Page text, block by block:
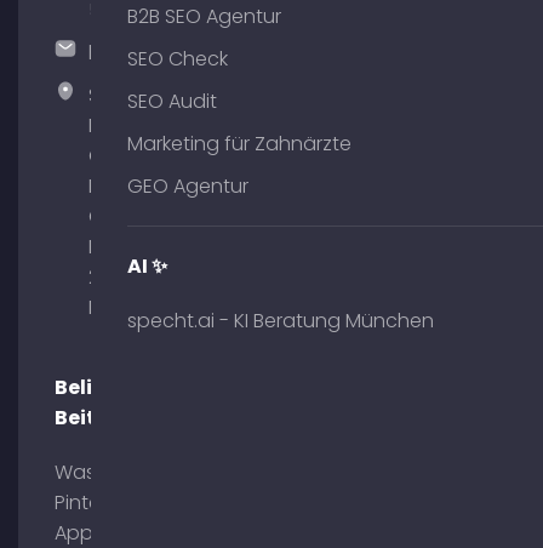
hallo@timospecht.de
Specht
Marketing
GmbH –
Palais am
Obelisk
Briennerstr.
29 80333
München
Beliebte
Beiträge
Was ist
Pinterest
App?
B2B SEO Agentur
SEO Check
SEO Audit
Marketing für Zahnärzte
GEO Agentur
AI ✨
specht.ai - KI Beratung München